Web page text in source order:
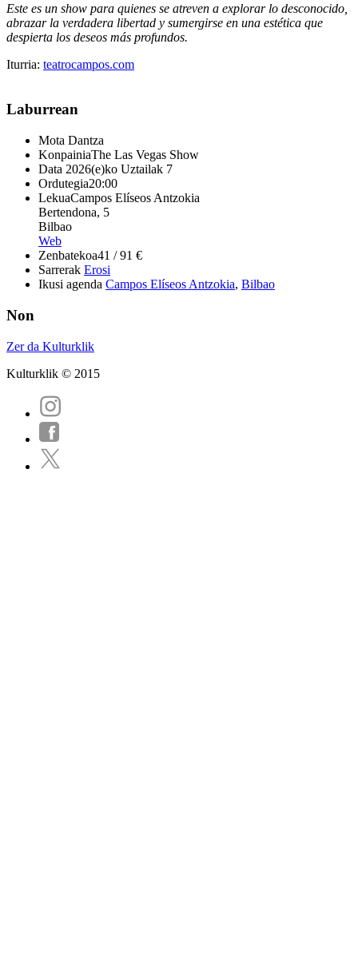
Este es un show para quienes se atreven a explorar lo desconocido,
abrazar la verdadera libertad y sumergirse en una estética que
despierta los deseos más profundos.
Iturria: teatrocampos.com
Laburrean
Mota Dantza
KonpainiaThe Las Vegas Show
Data 2026(e)ko Uztailak 7
Ordutegia20:00
LekuaCampos Elíseos Antzokia
Bertendona, 5
Bilbao
Web
Zenbatekoa41 / 91 €
Sarrerak Erosi
Ikusi agenda Campos Elíseos Antzokia, Bilbao
Non
Zer da Kulturklik
Kulturklik © 2015